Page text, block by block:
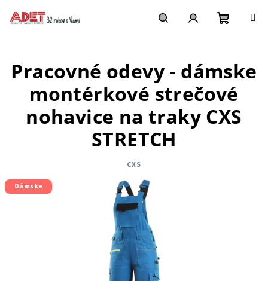
košík
Pracovné odevy - dámske
montérkové strečové
nohavice na traky CXS
STRETCH
CXS
Dámske